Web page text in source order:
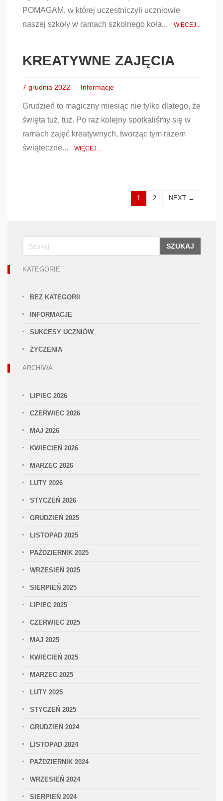
POMAGAM, w której uczestniczyli uczniowie
naszej szkoły w ramach szkolnego koła...
WIĘCEJ...
KREATYWNE ZAJĘCIA
7 grudnia 2022 Informacje
Grudzień to magiczny miesiąc nie tylko dlatego, że
święta tuż, tuż. Po raz kolejny spotkaliśmy się w
ramach zajęć kreatywnych, tworząc tym razem
świąteczne...
WIĘCEJ...
1 2 NEXT →
SZUKAJ
KATEGORIE
BEZ KATEGORII
INFORMACJE
SUKCESY UCZNIÓW
ŻYCZENIA
ARCHIWA
LIPIEC 2026
CZERWIEC 2026
MAJ 2026
KWIECIEŃ 2026
MARZEC 2026
LUTY 2026
STYCZEŃ 2026
GRUDZIEŃ 2025
LISTOPAD 2025
PAŹDZIERNIK 2025
WRZESIEŃ 2025
SIERPIEŃ 2025
LIPIEC 2025
CZERWIEC 2025
MAJ 2025
KWIECIEŃ 2025
MARZEC 2025
LUTY 2025
STYCZEŃ 2025
GRUDZIEŃ 2024
LISTOPAD 2024
PAŹDZIERNIK 2024
WRZESIEŃ 2024
SIERPIEŃ 2024